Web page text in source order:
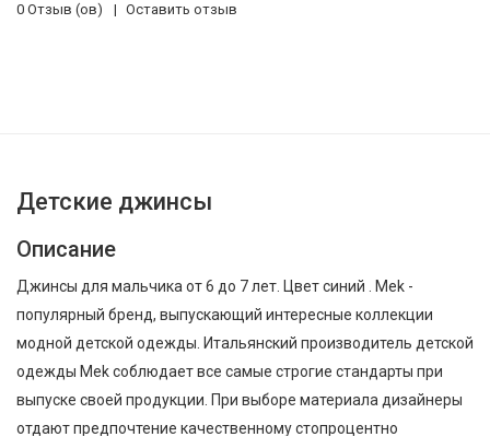
0 Отзыв (ов) Оставить отзыв
Детские джинсы
Описание
Джинсы для мальчика от 6 до 7 лет. Цвет синий . Mek -
популярный бренд, выпускающий интересные коллекции
модной детской одежды. Итальянский производитель детской
одежды Mek соблюдает все самые строгие стандарты при
выпуске своей продукции. При выборе материала дизайнеры
отдают предпочтение качественному стопроцентно